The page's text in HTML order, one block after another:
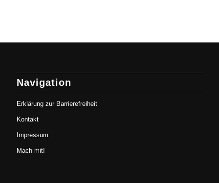
Navigation
Erklärung zur Barrierefreiheit
Kontakt
Impressum
Mach mit!